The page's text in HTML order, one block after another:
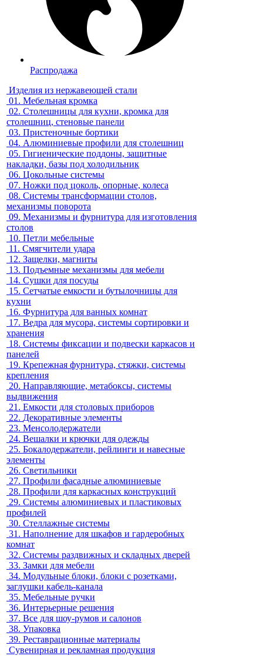
Распродажа
Изделия из нержавеющей стали
01. Мебельная кромка
02. Столешницы для кухни, кромка для
столешниц, стеновые панели
03. Пристеночные бортики
04. Алюминиевые профили для столешниц
05. Гигиенические поддоны, защитные
накладки, базы под холодильник
06. Цокольные системы
07. Ножки под цоколь, опорные, колеса
08. Системы трансформации столов,
механизмы поворота
09. Механизмы и фурнитура для изготовления
столов
10. Петли мебельные
11. Смягчители удара
12. Защелки, магниты
13. Подъемные механизмы для мебели
14. Сушки для посуды
15. Сетчатые емкости и бутылочницы для
кухни
16. Фурнитура для ванных комнат
17. Ведра для мусора, системы сортировки и
хранения
18. Системы фиксации и подвески каркасов и
панелей
19. Крепежная фурнитура, стяжки, системы
крепления
20. Направляющие, метабоксы, системы
выдвижения
21. Емкости для столовых приборов
22. Декоративные элементы
23. Менсолодержатели
24. Вешалки и крючки для одежды
25. Бокалодержатели, рейлинги и навесные
элементы
26. Светильники
27. Профили фасадные алюминиевые
28. Профили для каркасных конструкций
29. Системы алюминиевых и пластиковых
профилей
30. Стеллажные системы
31. Наполнение для шкафов и гардеробных
комнат
32. Системы раздвижных и складных дверей
33. Замки для мебели
34. Модульные блоки, блоки с розетками,
заглушки кабель-канала
35. Мебельные ручки
36. Интерьерные решения
37. Все для шоу-румов и салонов
38. Упаковка
39. Реставрационные материалы
Сувенирная и рекламная продукция